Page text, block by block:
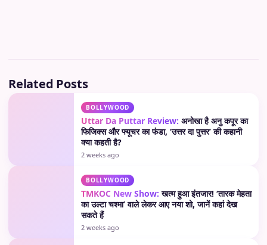
Related Posts
BOLLYWOOD
Uttar Da Puttar Review: अनोखा है अनु कपूर का
फिजिक्स और फ्यूचर का फंडा, ‘उत्तर दा पुत्तर’ की कहानी
क्या कहती है?
2 weeks ago
BOLLYWOOD
TMKOC New Show: खत्म हुआ इंतजार! ‘तारक मेहता
का उल्टा चश्मा’ वाले लेकर आए नया शो, जानें कहां देख
सकते हैं
2 weeks ago